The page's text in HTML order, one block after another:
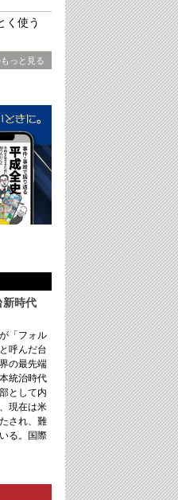
く使う
っと見る
時代
「フォル
呼んだ台
の最先端
統治時代
として内
現在は米
され、難
る。国際